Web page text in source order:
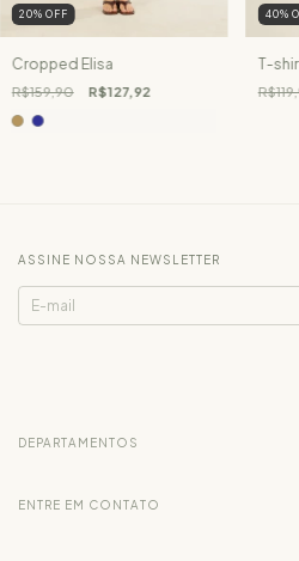
20% OFF
Cropped Elisa
R$159,90 R$127,92
40%
T-
ASSINE NOSSA NEWSLETTER
DEPARTAMENTOS
ENTRE EM CONTATO